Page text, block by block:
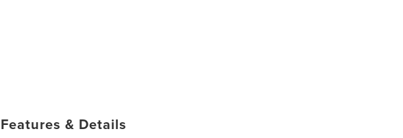
Features & Details